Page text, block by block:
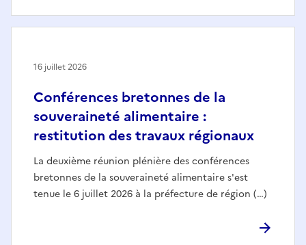
Conférences bretonnes de la
souveraineté alimentaire :
restitution des travaux régionaux
La deuxième réunion plénière des conférences
bretonnes de la souveraineté alimentaire s'est
tenue le 6 juillet 2026 à la préfecture de région (…)
16 juillet 2026